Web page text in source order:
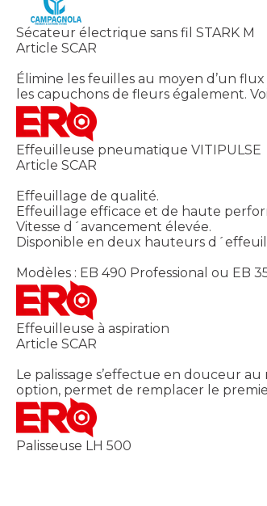
Sécateur électrique sans fil STARK M
Article SCAR
Élimine les feuilles au moyen d’un
les capuchons de fleurs également.
Effeuilleuse pneumatique VITIPULSE
Article SCAR
Effeuillage de qualité.
Effeuillage efficace et de haute
Vitesse d´avancement élevée.
Disponible en deux hauteurs
Modèles : EB 490 Professional ou EB
Effeuilleuse à aspiration
Article SCAR
Le palissage s’effectue en douceur
option, permet de remplacer le
Palisseuse LH 500